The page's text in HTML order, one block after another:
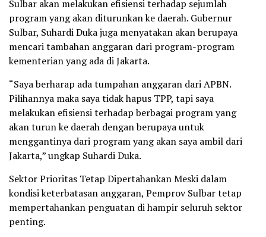
Sulbar akan melakukan efisiensi terhadap sejumlah
program yang akan diturunkan ke daerah. Gubernur
Sulbar, Suhardi Duka juga menyatakan akan berupaya
mencari tambahan anggaran dari program-program
kementerian yang ada di Jakarta.
“Saya berharap ada tumpahan anggaran dari APBN.
Pilihannya maka saya tidak hapus TPP, tapi saya
melakukan efisiensi terhadap berbagai program yang
akan turun ke daerah dengan berupaya untuk
menggantinya dari program yang akan saya ambil dari
Jakarta,” ungkap Suhardi Duka.
Sektor Prioritas Tetap Dipertahankan Meski dalam
kondisi keterbatasan anggaran, Pemprov Sulbar tetap
mempertahankan penguatan di hampir seluruh sektor
penting.